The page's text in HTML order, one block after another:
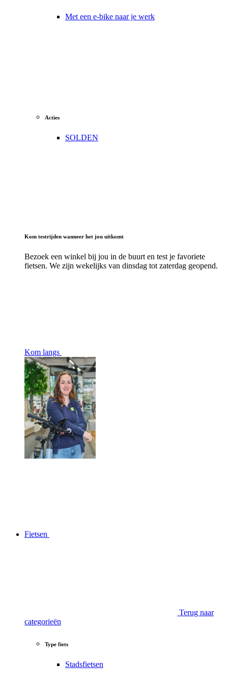
Met een e-bike naar je werk
Acties
SOLDEN
Kom testrijden wanneer het jou uitkomt
Bezoek een winkel bij jou in de buurt en test je favoriete
fietsen. We zijn wekelijks van dinsdag tot zaterdag geopend.
Kom langs
Fietsen
Terug naar
categorieën
Type fiets
Stadsfietsen